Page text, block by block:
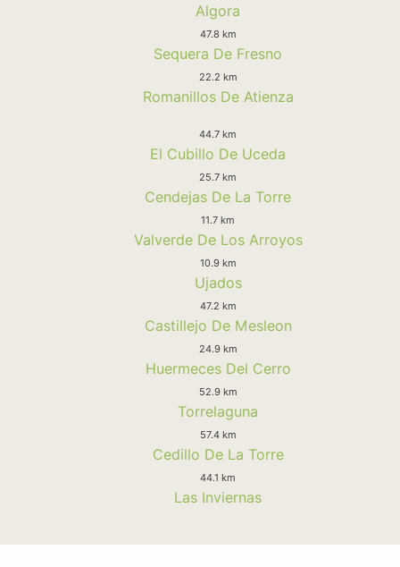
Algora
47.8 km
Sequera De Fresno
22.2 km
Romanillos De Atienza
44.7 km
El Cubillo De Uceda
25.7 km
Cendejas De La Torre
11.7 km
Valverde De Los Arroyos
10.9 km
Ujados
47.2 km
Castillejo De Mesleon
24.9 km
Huermeces Del Cerro
52.9 km
Torrelaguna
57.4 km
Cedillo De La Torre
44.1 km
Las Inviernas